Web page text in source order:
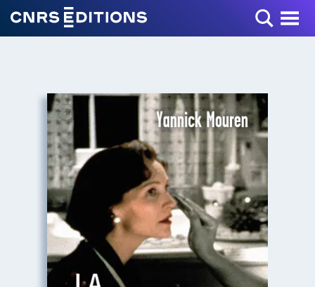
Toggle Menu
+